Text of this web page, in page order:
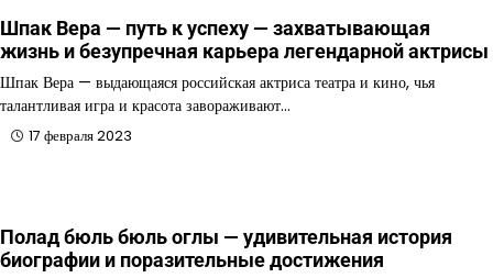
Шпак Вера — путь к успеху — захватывающая
жизнь и безупречная карьера легендарной актрисы
Шпак Вера — выдающаяся российская актриса театра и кино, чья
талантливая игра и красота завораживают…
17 февраля 2023
Полад бюль бюль оглы — удивительная история
биографии и поразительные достижения